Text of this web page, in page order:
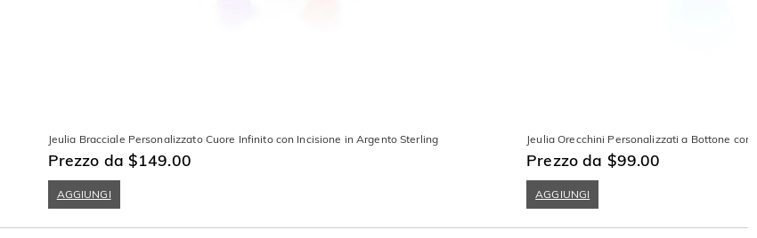
Jeulia Bracciale Personalizzato Cuore Infinito con Incisione in Argento Sterling
Prezzo da $149.00
AGGIUNGI
Jeulia Orecchini Personalizzati a Bottone con
Prezzo da $99.00
AGGIUNGI